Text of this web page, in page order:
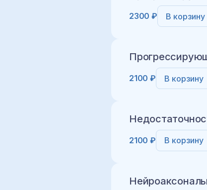
2300 ₽ В корзину
2100 ₽ В корзину
2100 ₽ В корзину